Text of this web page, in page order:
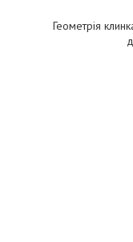
Геометрія